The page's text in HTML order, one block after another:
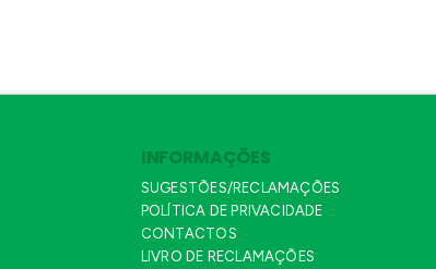
INFORMAÇÕES
SUGESTÕES/RECLAMAÇÕES
POLÍTICA DE PRIVACIDADE
CONTACTOS
LIVRO DE RECLAMAÇÕES